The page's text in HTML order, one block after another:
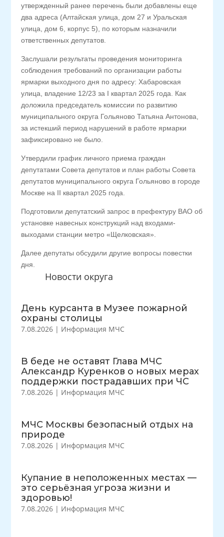
Новости округа
День курсанта в Музее пожарной
охраны столицы
7.08.2026 | Информация МЧС
В беде не оставят Глава МЧС
Александр Куренков о новых мерах
поддержки пострадавших при ЧС
7.08.2026 | Информация МЧС
МЧС Москвы безопасный отдых на
природе
7.08.2026 | Информация МЧС
Купание в неположенных местах —
это серьёзная угроза жизни и
здоровью!
7.08.2026 | Информация МЧС
утвержденный ранее перечень были добавлены еще
два адреса (Алтайская улица, дом 27 и Уральская
улица, дом 6, корпус 5), по которым назначили
ответственных депутатов.
Заслушали результаты проведения мониторинга
соблюдения требований по организации работы
ярмарки выходного дня по адресу: Хабаровская
улица, владение 12/23 за I квартал 2025 года. Как
доложила председатель комиссии по развитию
муниципального округа Гольяново Татьяна Антонова,
за истекший период нарушений в работе ярмарки
зафиксировано не было.
Утвердили график личного приема граждан
депутатами Совета депутатов и план работы Совета
депутатов муниципального округа Гольяново в городе
Москве на II квартал 2025 года.
Подготовили депутатский запрос в префектуру ВАО об
установке навесных конструкций над входами-
выходами станции метро «Щелковская».
Далее депутаты обсудили другие вопросы повестки
дня.